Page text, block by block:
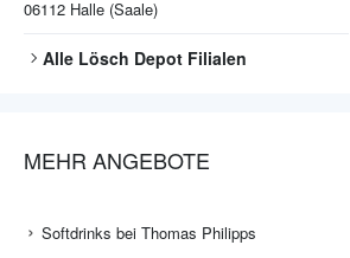
06112 Halle (Saale)
Alle Lösch Depot Filialen
MEHR ANGEBOTE
Softdrinks bei Thomas Philipps